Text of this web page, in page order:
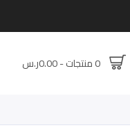
0 منتجات - 0.00ر.س